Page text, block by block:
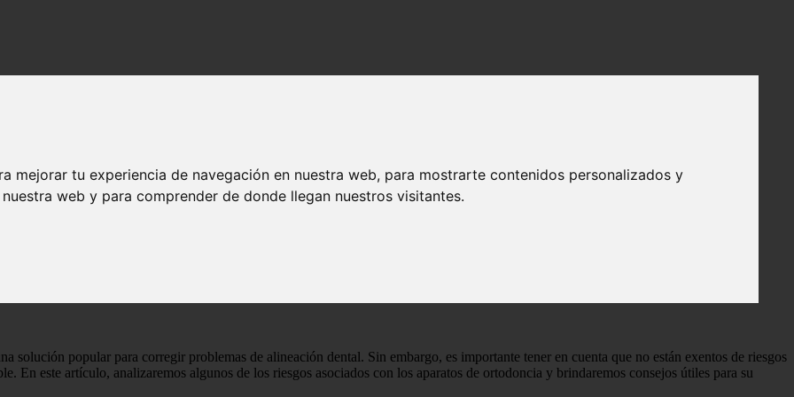
mejorar tu experiencia de navegación en nuestra web, para mostrarte contenidos personalizados y
web y para comprender de donde llegan nuestros visitantes.
de ortodoncia - Salud dental
los aparatos de ortodoncia - Salud dental
solución popular para corregir problemas de alineación dental. Sin embargo, es importante tener en cuenta que no están exentos de riesgos
En este artículo, analizaremos algunos de los riesgos asociados con los aparatos de ortodoncia y brindaremos consejos útiles para su